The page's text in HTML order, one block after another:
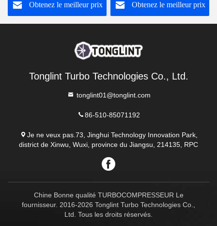
de réparation de GT15-
25V GT15V GT17V VNT
Obtenez le meilleur prix
Obtenez le meilleur prix
Tonglint Turbo Technologies Co., Ltd.
tonglint01@tonglint.com
86-510-85071192
Je ne veux pas.73, Jinghui Technology Innovation Park,
district de Xinwu, Wuxi, province du Jiangsu, 214135, RPC
Chine Bonne qualité TURBOCOMPRESSEUR Le
fournisseur. 2016-2026 Tonglint Turbo Technologies Co.,
Ltd. Tous les droits réservés.